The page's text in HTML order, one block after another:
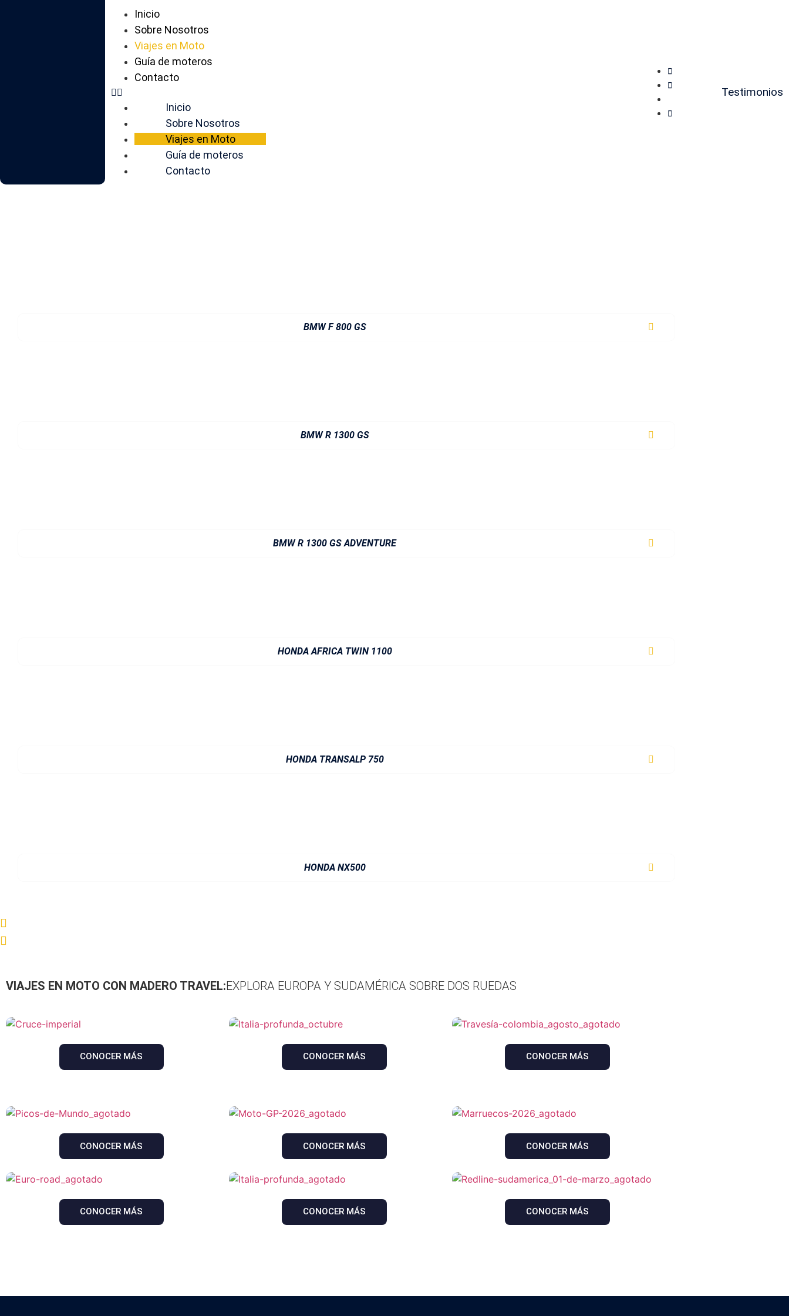
Inicio
Sobre Nosotros
Viajes en Moto
Guía de moteros
Contacto
Inicio
Sobre Nosotros
Viajes en Moto
Guía de moteros
Contacto
Testimonios
BMW F 800 GS
BMW R 1300 GS
BMW R 1300 GS ADVENTURE
HONDA AFRICA TWIN 1100
HONDA TRANSALP 750
HONDA NX500
VIAJES EN MOTO CON MADERO TRAVEL:EXPLORA EUROPA Y SUDAMÉRICA SOBRE DOS RUEDAS
CONOCER MÁS CONOCER MÁS CONOCER MÁS
CONOCER MÁS
CONOCER MÁS
CONOCER MÁS
CONOCER MÁS
CONOCER MÁS
CONOCER MÁS